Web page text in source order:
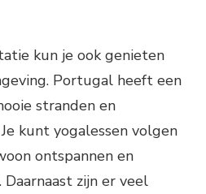
kun je ook genieten
Portugal heeft een
stranden en
kunt yogalessen volgen
ontspannen en
zijn er veel